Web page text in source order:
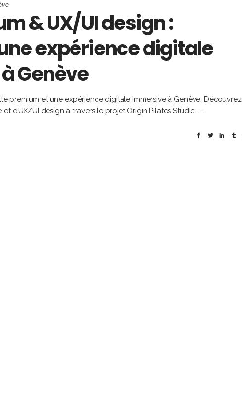
& UX/UI design :
expérience digitale
Genève
premium et une expérience digitale immersive à Genève. Découvrez
d’UX/UI design à travers le projet Origin Pilates Studio.